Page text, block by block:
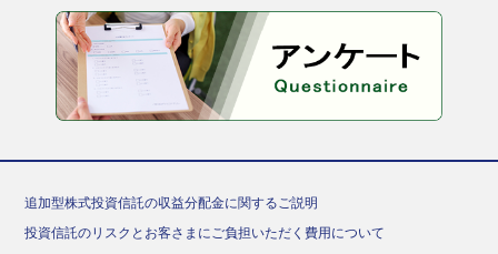
追加型株式投資信託の収益分配金に関するご説明
投資信託のリスクとお客さまにご負担いただく費用について